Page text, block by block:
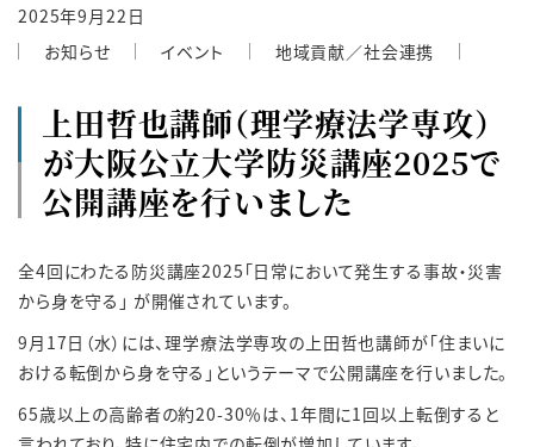
2025年9月22日
お知らせ
イベント 地域貢献／社会連携
上田哲也講師（理学療法学専攻）
が大阪公立大学防災講座2025で
公開講座を行いました
全4回にわたる防災講座2025「日常において発生する事故・災害
から身を守る」 が開催されています。
9月17日（水）には、理学療法学専攻の上田哲也講師が「住まいに
おける転倒から身を守る」というテーマで公開講座を行いました。
65歳以上の高齢者の約20-30％は、1年間に1回以上転倒すると